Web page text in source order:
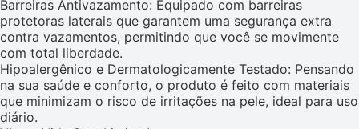
Barreiras Antivazamento: Equipado com barreiras
protetoras laterais que garantem uma segurança extra
contra vazamentos, permitindo que você se movimente
com total liberdade.
Hipoalergênico e Dermatologicamente Testado: Pensando
na sua saúde e conforto, o produto é feito com materiais
que minimizam o risco de irritações na pele, ideal para uso
diário.